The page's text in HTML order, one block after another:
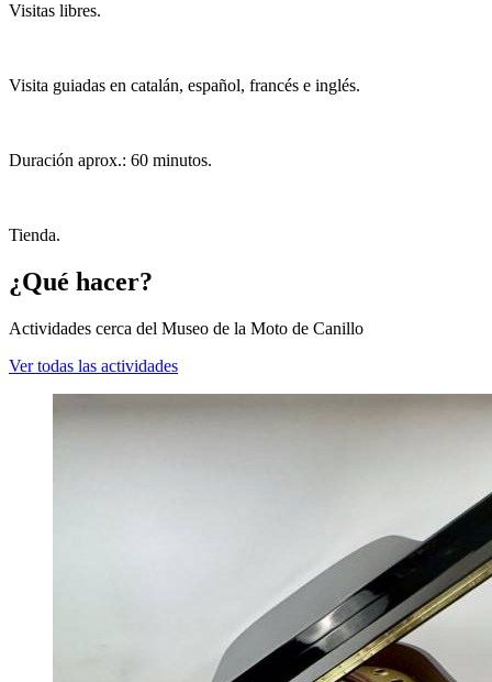
Visitas libres.
Visita guiadas en catalán, español, francés e inglés.
Duración aprox.: 60 minutos.
Tienda.
¿Qué hacer?
Actividades cerca del Museo de la Moto de Canillo
Ver todas las actividades